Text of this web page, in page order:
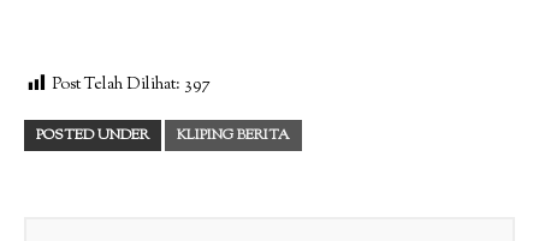
Post Telah Dilihat: 397
POSTED UNDER KLIPING BERITA